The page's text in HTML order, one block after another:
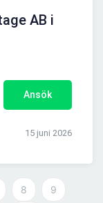
AB i
Ansök
15 juni 2026
8 9